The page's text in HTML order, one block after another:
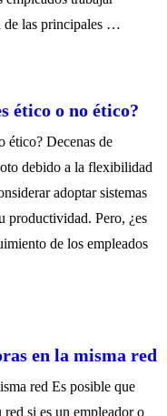
de las principales …
ético o no ético?
ético? Decenas de
debido a la flexibilidad
adoptar sistemas
productividad. Pero, ¿es
de los empleados
en la misma red
red Es posible que
si es un empleador o